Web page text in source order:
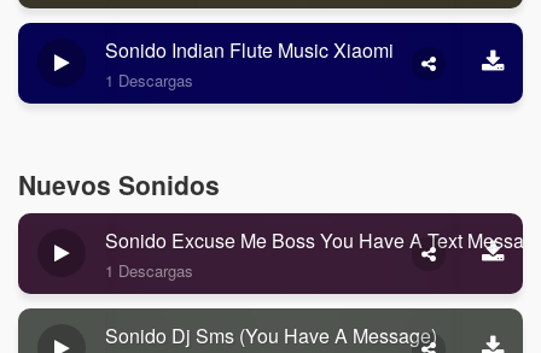
Sonido Indian Flute Music Xiaomi
1 Descargas
Nuevos Sonidos
Sonido Excuse Me Boss You Have A Text
1 Descargas
Sonido Dj Sms (you Have A Message)